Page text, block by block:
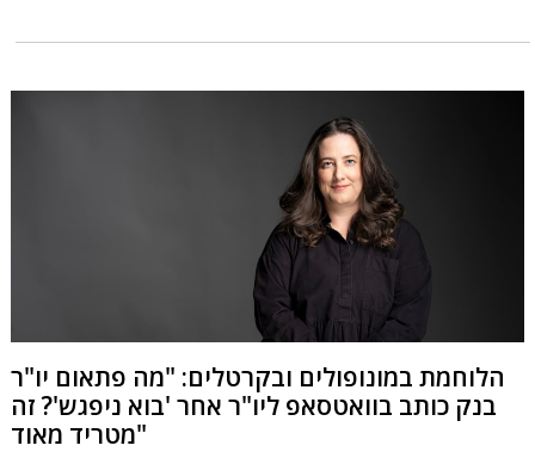
הלוחמת במונופולים ובקרטלים: "מה פתאום יו"ר
בנק כותב בוואטסאפ ליו"ר אחר 'בוא ניפגש'? זה
מטריד מאוד"